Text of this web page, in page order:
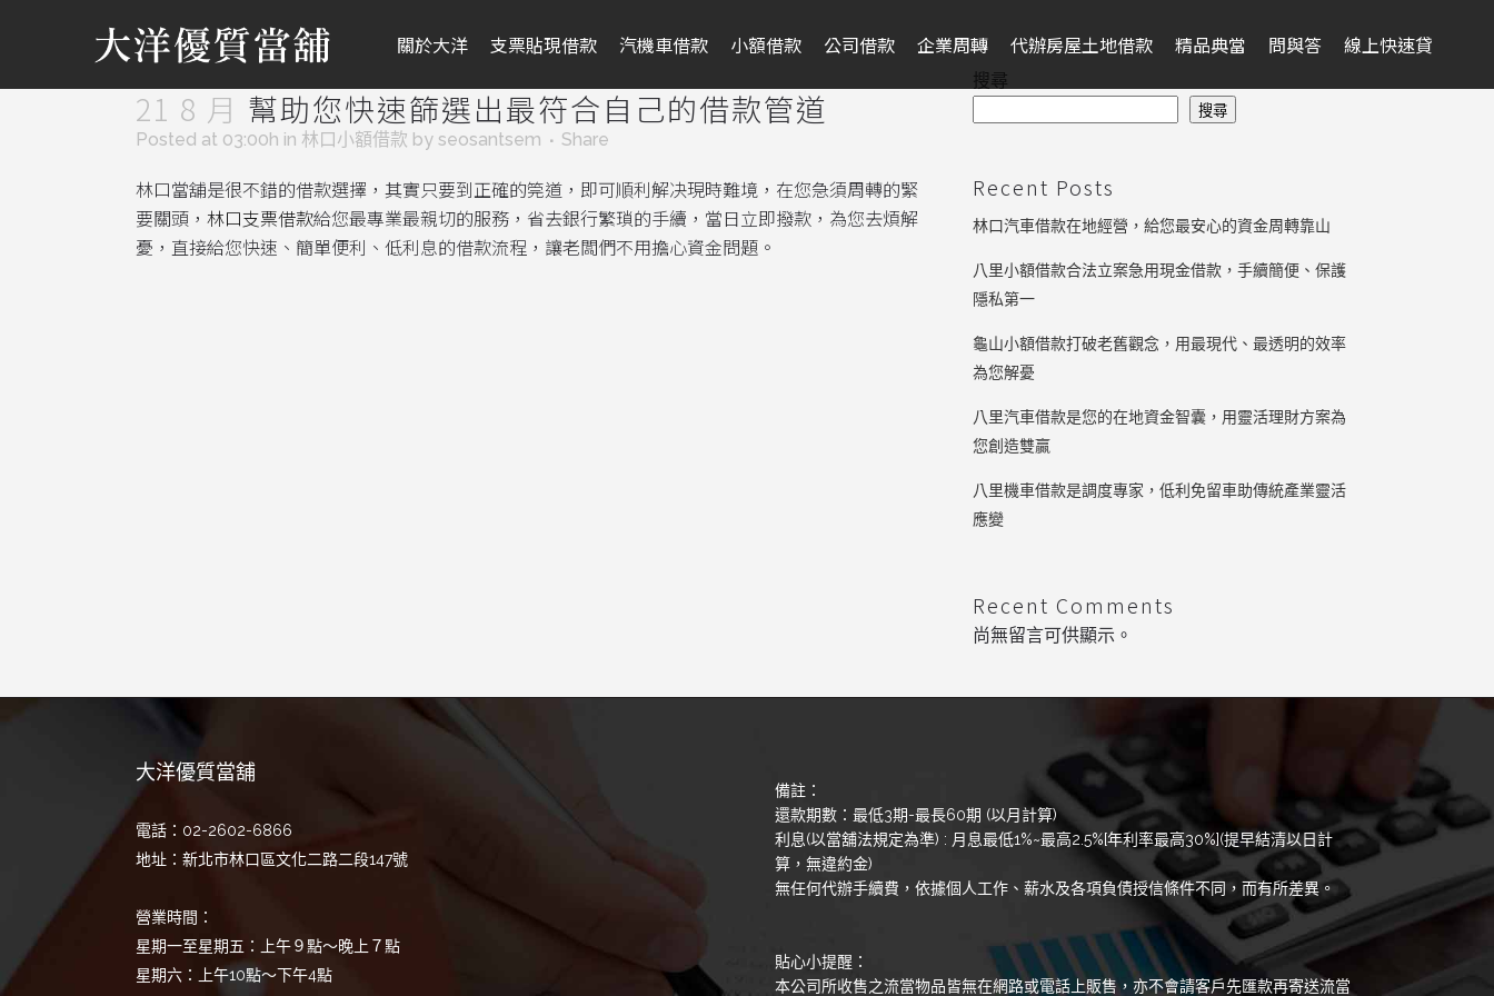
關於大洋 支票貼現借款 汽機車借款 小額借款 公司借款 企業周轉 代辦房屋土地借款 精品典當 問與答 線上快速貸
21 8 月 幫助您快速篩選出最符合自己的借款管道
Posted at 03:00h in 林口小額借款 by seosantsem Share
林口當舖是很不錯的借款選擇，其實只要到正確的筦道，即可順利解决現時難境，在您急須周轉的緊
要關頭， 林口支票借款給您最專業最親切的服務，省去銀行繁瑣的手續，當日立即撥款，為您去煩解
憂，直接給您快速、簡單便利、低利息的借款流程，讓老闆們不用擔心資金問題。
搜尋
搜尋
Recent Posts
林口汽車借款在地經營，給您最安心的資金周轉靠山
八里小額借款合法立案急用現金借款，手續簡便、保護
隱私第一
龜山小額借款打破老舊觀念，用最現代、最透明的效率
為您解憂
八里汽車借款是您的在地資金智囊，用靈活理財方案為
您創造雙贏
八里機車借款是調度專家，低利免留車助傳統產業靈活
應變
Recent Comments
尚無留言可供顯示。
大洋優質當舖
電話：02-2602-6866
地址：新北市林口區文化二路二段147號
營業時間：
星期一至星期五：上午９點～晚上７點
星期六：上午10點～下午4點
備註：
還款期數：最低3期-最長60期 (以月計算)
利息(以當舖法規定為準) : 月息最低1%~最高2.5%[年利率最高30%](提早結清以日計
算，無違約金)
無任何代辦手續費，依據個人工作、薪水及各項負債授信條件不同，而有所差異。
貼心小提醒：
本公司所收售之流當物品皆無在網路或電話上販售，亦不會請客戶先匯款再寄送流當